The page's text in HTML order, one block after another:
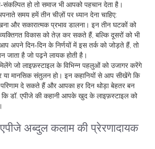
हो तो समाज भी आपको पहचान देता है।
समय हमें तीन चीज़ों पर ध्यान देना चाहिए:
और सकारात्मक प्रभाव डालना। इन तीन घटकों को
विकास को तेज़ कर सकते हैं, बल्कि दूसरों को भी
अपने दिन‑दिन के निर्णयों में इस तर्क को जोड़ते हैं, तो
जाता है जो पढ़ने लायक होती है।
जो लाइफ़स्टाइल के विभिन्न पहलुओं को उजागर करेंगे
या मानसिक संतुलन हो। इन कहानियों से आप सीखेंगे कि
दे सकते हैं और आपका हर दिन थोड़ा बेहतर बन
डॉ. एपीजे की कहानी आपके खुद के लाइफ़स्टाइल को
अब्दुल कलाम की प्रेरणादायक